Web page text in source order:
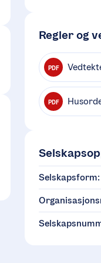
Regler og
PDF
PDF
Selskapsform: